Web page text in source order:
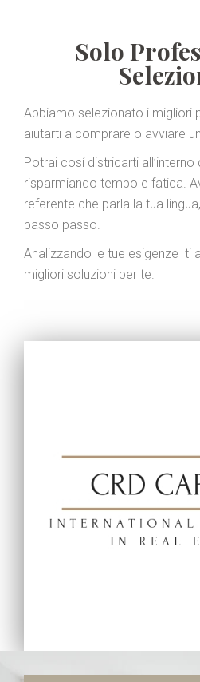
Solo
Abbiamo selezionato i migliori
aiutarti a comprare o avviare
Potrai cosí districarti all’interno
risparmiando tempo e fatica.
referente che parla la tua
passo passo.
Analizzando le tue esigenze ti
migliori soluzioni per te.